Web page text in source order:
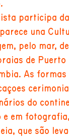
participa da
una
pelo mar,
de
As
do
e em
que são